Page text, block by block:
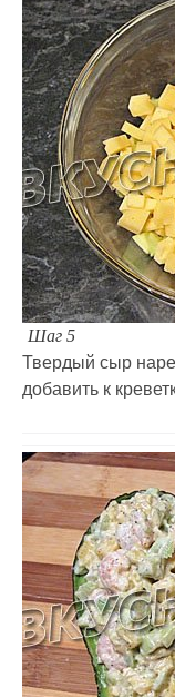
Шаг 5
Твердый сыр
добавить к